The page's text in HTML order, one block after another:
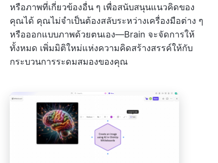
หรือภาพที่เกี่ยวข้องอื่น ๆ เพื่อสนับสนุนแนวคิดของ
คุณได้ คุณไม่จำเป็นต้องสลับระหว่างเครื่องมือต่าง ๆ
หรือออกแบบภาพด้วยตนเอง—Brain จะจัดการให้
ทั้งหมด เพิ่มมิติใหม่แห่งความคิดสร้างสรรค์ให้กับ
กระบวนการระดมสมองของคุณ